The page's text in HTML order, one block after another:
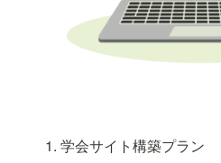
1. 学会サイト構築プラン